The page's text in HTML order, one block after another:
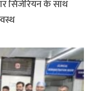
सिजेरियन के साथ